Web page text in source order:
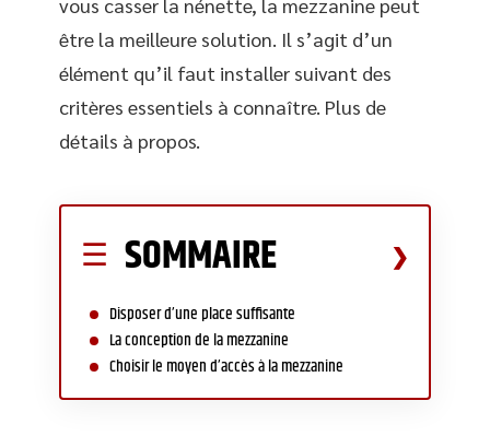
être la meilleure solution. Il s’agit d’un
élément qu’il faut installer suivant des
critères essentiels à connaître. Plus de
détails à propos.
SOMMAIRE
Disposer d’une place suffisante
La conception de la mezzanine
Choisir le moyen d’accès à la mezzanine